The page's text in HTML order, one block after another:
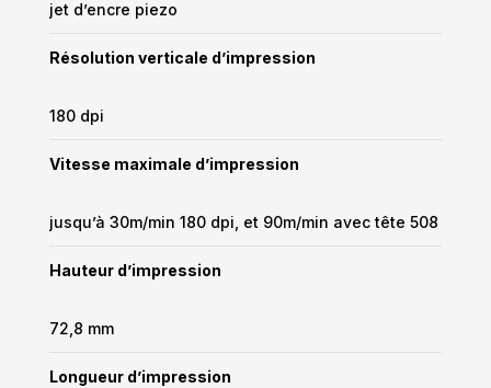
jet d’encre piezo
Résolution verticale d’impression
180 dpi
Vitesse maximale d’impression
jusqu’à 30m/min 180 dpi, et 90m/min avec tête 508
Hauteur d’impression
72,8 mm
Longueur d’impression